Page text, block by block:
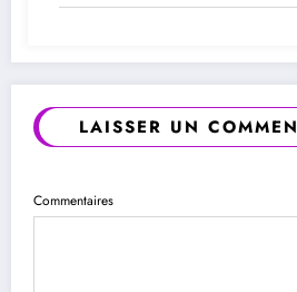
LAISSER UN
Commentaires